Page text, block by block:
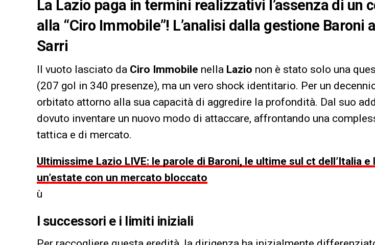
La Lazio paga in termini realizzativi l’assenza di un
alla “Ciro Immobile”! L’analisi dalla gestione Baroni
Sarri
Il vuoto lasciato da Ciro Immobile nella Lazio non è stato solo una
(207 gol in 340 presenze), ma un vero shock identitario. Per un
orbitato attorno alla sua capacità di aggredire la profondità. Dal suo
dovuto inventare un nuovo modo di attaccare, affrontando una
tattica e di mercato.
Ultimissime Lazio LIVE: le parole di Baroni, le ultime sul ct dell’Italia e
un’estate con un mercato bloccato
ù
I successori e i limiti iniziali